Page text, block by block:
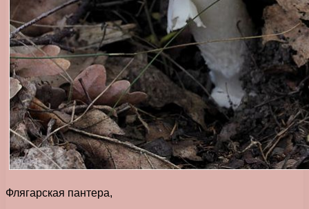
Флягарская пантера,